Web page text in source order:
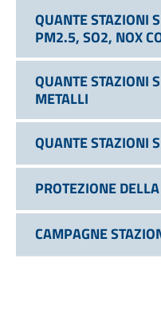
QUANTE STAZIONI
PM2.5, SO2, NOX
QUANTE STAZIONI
METALLI
QUANTE STAZIONI
PROTEZIONE
CAMPAGNE